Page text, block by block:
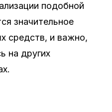
подобной
значительное
средств, и важно,
на других